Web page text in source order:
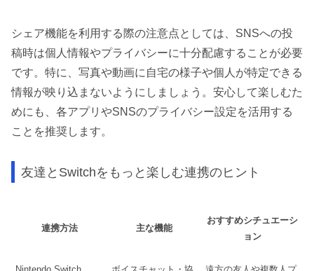
シェア機能を利用する際の注意点としては、SNSへの投
稿時は個人情報やプライバシーに十分配慮することが必要
です。特に、写真や動画に自宅の様子や個人が特定できる
情報が映り込まないようにしましょう。安心して楽しむた
めにも、各アプリやSNSのプライバシー設定を活用する
ことを推奨します。
友達とSwitchをもっと楽しむ連携のヒント
連携方法 主な機能
おすすめシチュエーシ
ョン